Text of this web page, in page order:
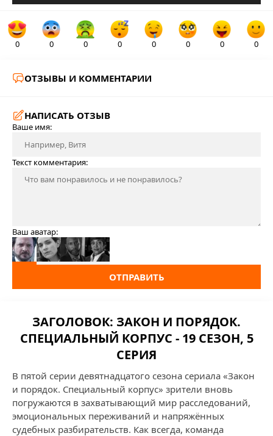
0 0 0 0 0 0 0 0
ОТЗЫВЫ И КОММЕНТАРИИ
НАПИСАТЬ ОТЗЫВ
Ваше имя:
Текст комментария:
Ваш аватар:
ОТПРАВИТЬ
ЗАГОЛОВОК: ЗАКОН И ПОРЯДОК.
СПЕЦИАЛЬНЫЙ КОРПУС - 19 СЕЗОН, 5
СЕРИЯ
В пятой серии девятнадцатого сезона сериала «Закон
и порядок. Специальный корпус» зрители вновь
погружаются в захватывающий мир расследований,
эмоциональных переживаний и напряжённых
судебных разбирательств. Как всегда, команда